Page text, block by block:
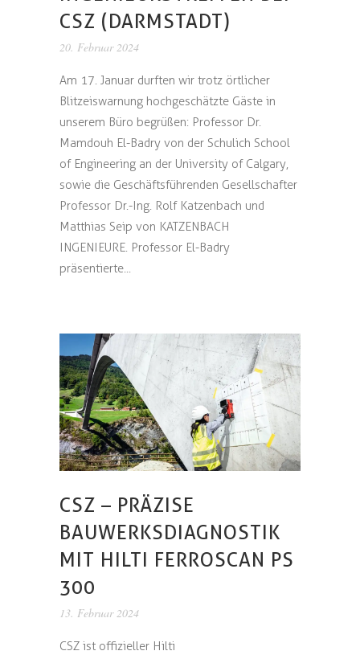
CSZ (DARMSTADT)
20. Februar 2024
Am 17. Januar durften wir trotz örtlicher
Blitzeiswarnung hochgeschätzte Gäste in
unserem Büro begrüßen: Professor Dr.
Mamdouh El-Badry von der Schulich School
of Engineering an der University of Calgary,
sowie die Geschäftsführenden Gesellschafter
Professor Dr.-Ing. Rolf Katzenbach und
Matthias Seip von KATZENBACH
INGENIEURE. Professor El-Badry
präsentierte...
CSZ – PRÄZISE
BAUWERKSDIAGNOSTIK
MIT HILTI FERROSCAN PS
300
13. Februar 2024
CSZ ist offizieller Hilti